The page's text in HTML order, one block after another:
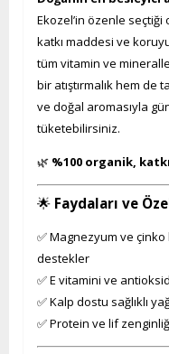
Ekozel’in özenle
katkı maddesi ve
tüm vitamin ve
bir atıştırmalık hem de
ve doğal aromasıyla
tüketebilirsiniz.
🌿 %100 organik,
🌟 Faydaları ve
✅ Magnezyum ve çinko
destekler
✅ E vitamini ve
✅ Kalp dostu sağlıklı
✅ Protein ve lif